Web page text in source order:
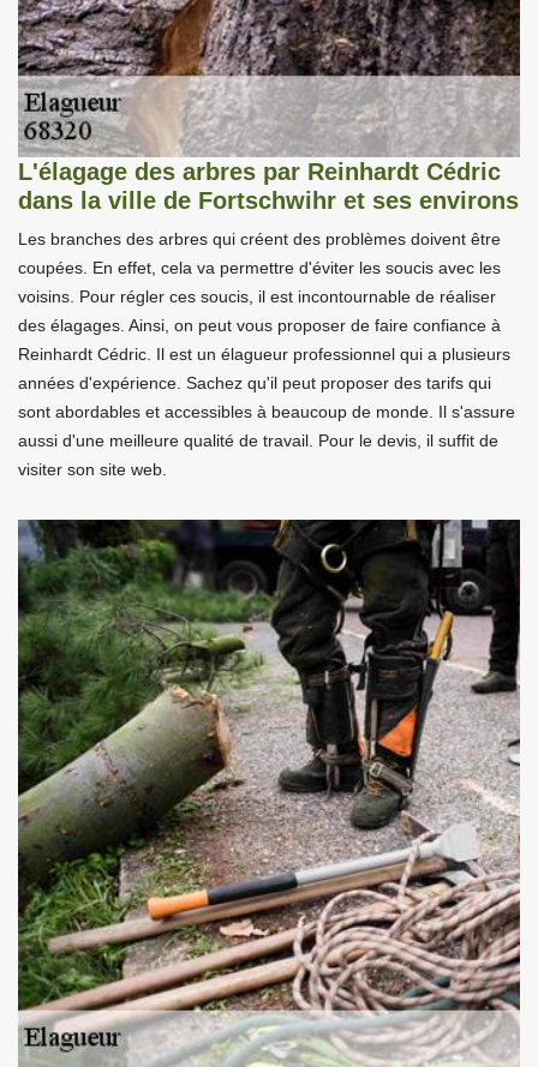
L'élagage des arbres par Reinhardt Cédric
dans la ville de Fortschwihr et ses environs
Les branches des arbres qui créent des problèmes doivent être
coupées. En effet, cela va permettre d'éviter les soucis avec les
voisins. Pour régler ces soucis, il est incontournable de réaliser
des élagages. Ainsi, on peut vous proposer de faire confiance à
Reinhardt Cédric. Il est un élagueur professionnel qui a plusieurs
années d'expérience. Sachez qu'il peut proposer des tarifs qui
sont abordables et accessibles à beaucoup de monde. Il s'assure
aussi d'une meilleure qualité de travail. Pour le devis, il suffit de
visiter son site web.